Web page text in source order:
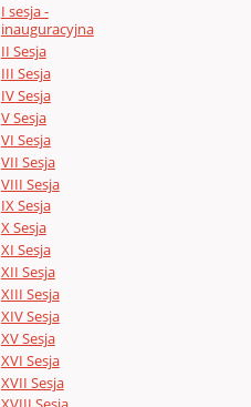
I sesja -
inauguracyjna
II Sesja
III Sesja
IV Sesja
V Sesja
VI Sesja
VII Sesja
VIII Sesja
IX Sesja
X Sesja
XI Sesja
XII Sesja
XIII Sesja
XIV Sesja
XV Sesja
XVI Sesja
XVII Sesja